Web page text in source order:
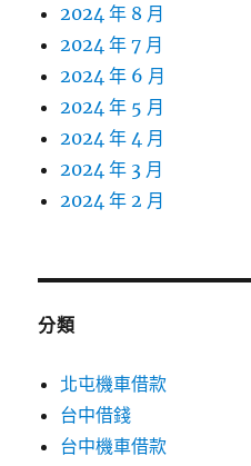
2024 年 8 月
2024 年 7 月
2024 年 6 月
2024 年 5 月
2024 年 4 月
2024 年 3 月
2024 年 2 月
分類
北屯機車借款
台中借錢
台中機車借款